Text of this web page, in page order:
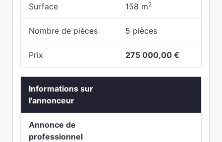
Surface 158 m2
Nombre de pièces 5 pièces
Prix 275 000,00 €
Informations sur
l'annonceur
Annonce de
professionnel